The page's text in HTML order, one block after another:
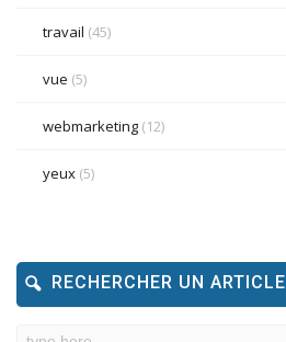
travail (45)
vue (5)
webmarketing (12)
yeux (5)
RECHERCHER UN ARTICLE